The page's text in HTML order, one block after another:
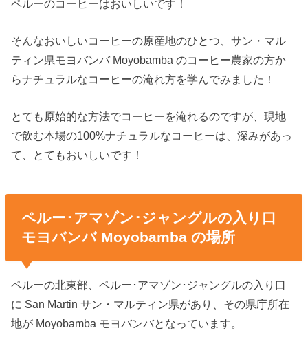
ペルーのコーヒーはおいしいです！
そんなおいしいコーヒーの原産地のひとつ、サン・マル
ティン県モヨバンバ Moyobamba のコーヒー農家の方か
らナチュラルなコーヒーの淹れ方を学んでみました！
とても原始的な方法でコーヒーを淹れるのですが、現地
で飲む本場の100%ナチュラルなコーヒーは、深みがあっ
て、とてもおいしいです！
ペルー･アマゾン･ジャングルの入り口
モヨバンバ Moyobamba の場所
ペルーの北東部、ペルー･アマゾン･ジャングルの入り口
に San Martin サン・マルティン県があり、その県庁所在
地が Moyobamba モヨバンバとなっています。